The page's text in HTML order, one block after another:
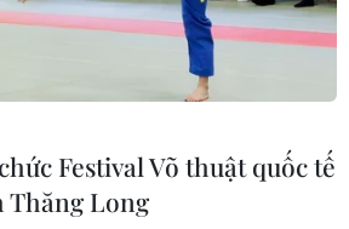
Festival Võ thuật quốc tế
Thăng Long